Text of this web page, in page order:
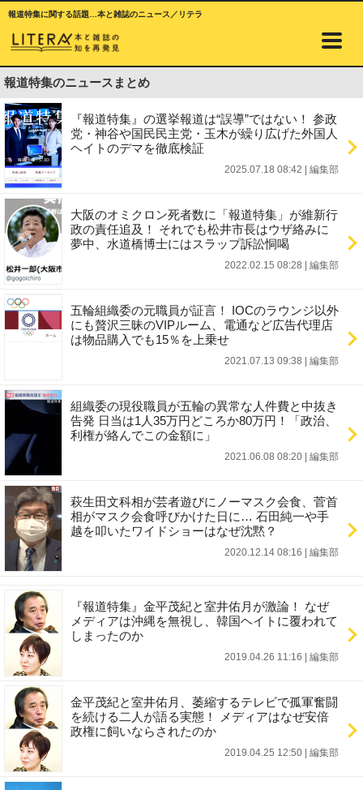
報道特集に関する話題…本と雑誌のニュース／リテラ
報道特集のニュースまとめ
『報道特集』の選挙報道は“誤導”ではない！ 参政
党・神谷や国民民主党・玉木が繰り広げた外国人
ヘイトのデマを徹底検証
2025.07.18 08:42 編集部
大阪のオミクロン死者数に「報道特集」が維新行
政の責任追及！ それでも松井市長はウザ絡みに
夢中、水道橋博士にはスラップ訴訟恫喝
2022.02.15 08:28 編集部
五輪組織委の元職員が証言！ IOCのラウンジ以外
にも贅沢三昧のVIPルーム、電通など広告代理店
は物品購入でも15％を上乗せ
2021.07.13 09:38 編集部
組織委の現役職員が五輪の異常な人件費と中抜き
告発 日当は1人35万円どころか80万円！「政治、
利権が絡んでこの金額に」
2021.06.08 08:20 編集部
萩生田文科相が芸者遊びにノーマスク会食、菅首
相がマスク会食呼びかけた日に… 石田純一や手
越を叩いたワイドショーはなぜ沈黙？
2020.12.14 08:16 編集部
『報道特集』金平茂紀と室井佑月が激論！ なぜ
メディアは沖縄を無視し、韓国ヘイトに覆われて
しまったのか
2019.04.26 11:16 編集部
金平茂紀と室井佑月、萎縮するテレビで孤軍奮闘
を続ける二人が語る実態！ メディアはなぜ安倍
政権に飼いならされたのか
2019.04.25 12:50 編集部